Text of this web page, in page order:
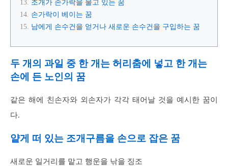
조개가 손가락을 물고 있는 꿈
손가락이 베이는 꿈
남에게 손수건을 얻거나 새로운 손수건을 구입하는 꿈
두 개의 과일 중 한 개는 허리춤에 넣고 한 개는
손에 든 노인의 꿈
같은 해에 친손자와 외손자가 각각 태어날 것을 예시한 꿈이
다.
얕게 떠 있는 조개구름을 손으로 잡은 꿈
새로운 일거리를 맡고 행운을 낚을 징조